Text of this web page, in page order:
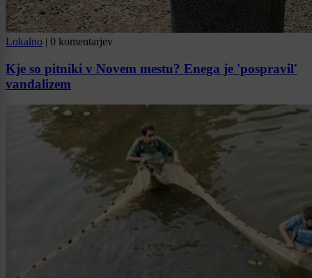
Lokalno | 0 komentarjev
Kje so pitniki v Novem mestu? Enega je 'pospravil'
vandalizem